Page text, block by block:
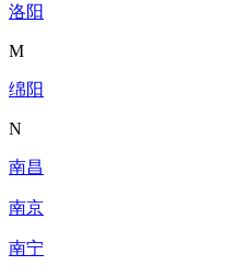
洛阳
M
绵阳
N
南昌
南京
南宁